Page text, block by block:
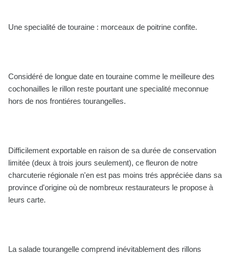
Une specialité de touraine : morceaux de poitrine confite.
Considéré de longue date en touraine comme le meilleure des
cochonailles le rillon reste pourtant une specialité meconnue
hors de nos frontiéres tourangelles.
Difficilement exportable en raison de sa durée de conservation
limitée (deux à trois jours seulement), ce fleuron de notre
charcuterie régionale n'en est pas moins trés appréciée dans sa
province d'origine où de nombreux restaurateurs le propose à
leurs carte.
La salade tourangelle comprend inévitablement des rillons